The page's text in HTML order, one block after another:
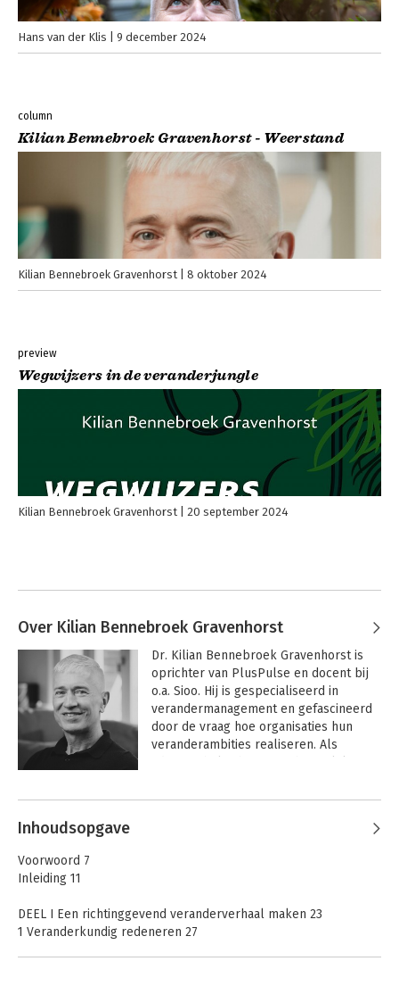
Hans van der Klis 9 december 2024
column
Kilian Bennebroek Gravenhorst - Weerstand
Kilian Bennebroek Gravenhorst 8 oktober 2024
preview
Wegwijzers in de veranderjungle
Kilian Bennebroek Gravenhorst 20 september 2024
Over Kilian Bennebroek Gravenhorst
Dr. Kilian Bennebroek Gravenhorst is
oprichter van PlusPulse en docent bij
o.a. Sioo. Hij is gespecialiseerd in
verandermanagement en gefascineerd
door de vraag hoe organisaties hun
veranderambities realiseren. Als
bereiken van hun strategische
de veranderjungle
is zijn meest recente
boek.
Andere boeken door Kilian
Bennebroek Gravenhorst
Inhoudsopgave
Voorwoord 7
Inleiding 11
DEEL I Een richtinggevend veranderverhaal maken 23
1 Veranderkundig redeneren 27